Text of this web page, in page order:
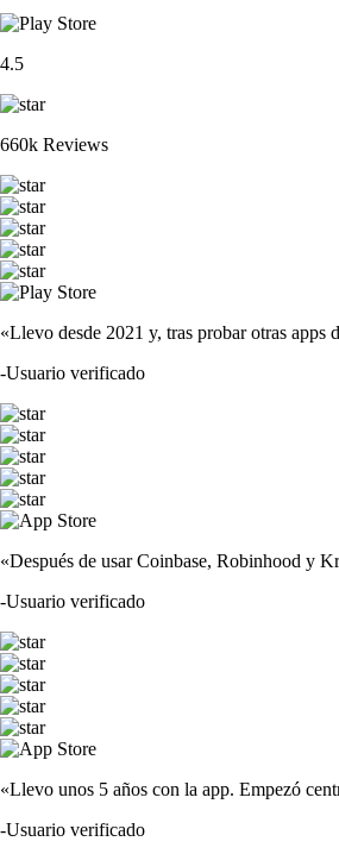
4.5
660k Reviews
«Llevo desde 2021 y, tras probar otras apps
-Usuario verificado
«Después de usar Coinbase, Robinhood y
-Usuario verificado
«Llevo unos 5 años con la app. Empezó
-Usuario verificado